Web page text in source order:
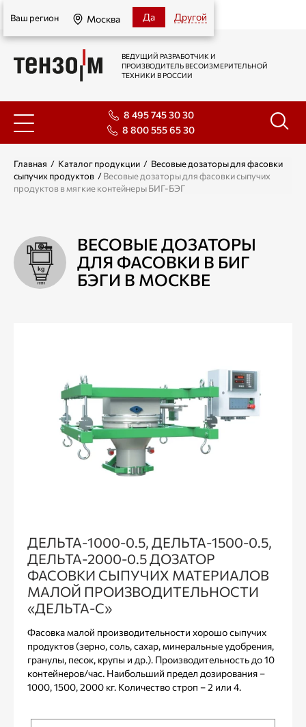
Москва
Ваш регион Москва Да Другой
ВЕДУЩИЙ РАЗРАБОТЧИК И
ПРОИЗВОДИТЕЛЬ ВЕСОИЗМЕРИТЕЛЬНОЙ
ТЕХНИКИ В РОССИИ
8 495 745 30 30
8 800 555 65 30
Главная / Каталог продукции / Весовые дозаторы для фасовки
сыпучих продуктов /Весовые дозаторы для фасовки сыпучих
продуктов в мягкие контейнеры БИГ-БЭГ
ВЕСОВЫЕ ДОЗАТОРЫ
ДЛЯ ФАСОВКИ В БИГ
БЭГИ В МОСКВЕ
ДЕЛЬТА-1000-0.5, ДЕЛЬТА-1500-0.5,
ДЕЛЬТА-2000-0.5 ДОЗАТОР
ФАСОВКИ СЫПУЧИХ МАТЕРИАЛОВ
МАЛОЙ ПРОИЗВОДИТЕЛЬНОСТИ
«ДЕЛЬТА-С»
Фасовка малой производительности хорошо сыпучих
продуктов (зерно, соль, сахар, минеральные удобрения,
гранулы, песок, крупы и др.). Производительность до 10
контейнеров/час. Наибольший предел дозирования –
1000, 1500, 2000 кг. Количество строп – 2 или 4.